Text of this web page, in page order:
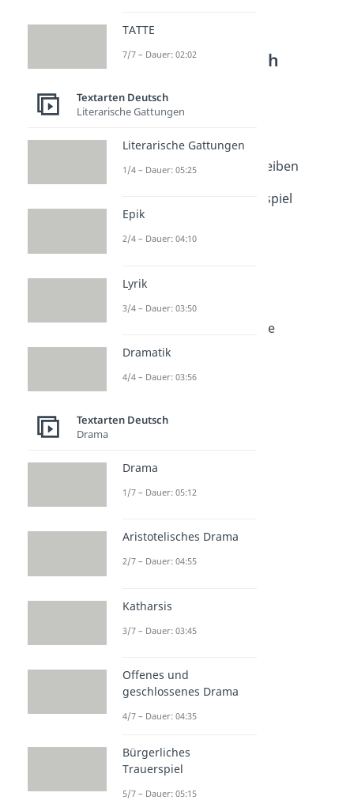
Weitere Inhalte:
Textarten Deutsch
Szenenanalyse
Dauer: 03:29
Dauer: 04:37
Charakterisierung schreiben
Charakterisierung - Beispiel
Dauer: 04:24
Figurenkonstellation
Dauer: 04:37
Dauer: 04:44
Dialoganalyse
Dauer: 04:36
Kommunikationsanalyse
TATTE
7/7 – Dauer: 02:02
Textarten Deutsch
Literarische Gattungen
Literarische Gattungen
1/4 – Dauer: 05:25
Epik
2/4 – Dauer: 04:10
Lyrik
3/4 – Dauer: 03:50
Dramatik
4/4 – Dauer: 03:56
Textarten Deutsch
Drama
Drama
1/7 – Dauer: 05:12
Aristotelisches Drama
2/7 – Dauer: 04:55
Katharsis
3/7 – Dauer: 03:45
Offenes und
geschlossenes Drama
4/7 – Dauer: 04:35
Bürgerliches
Trauerspiel
5/7 – Dauer: 05:15